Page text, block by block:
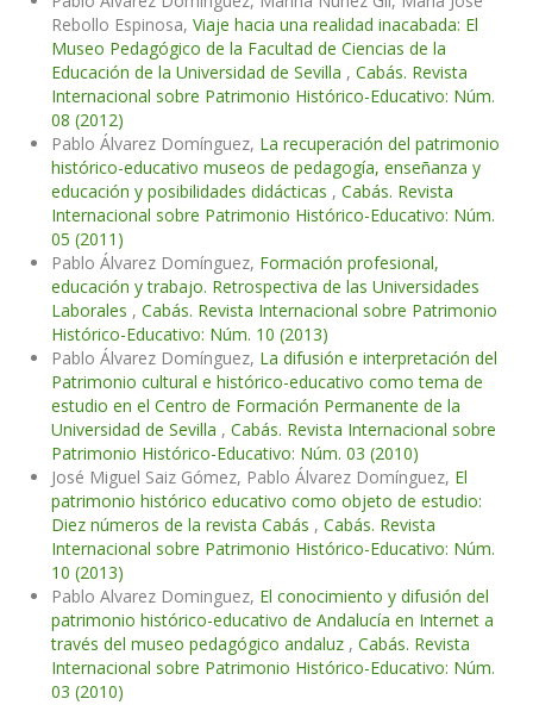
Rebollo Espinosa, Viaje hacia una realidad inacabada: El
Museo Pedagógico de la Facultad de Ciencias de la
Educación de la Universidad de Sevilla , Cabás. Revista
Internacional sobre Patrimonio Histórico-Educativo: Núm.
08 (2012)
Pablo Álvarez Domínguez, La recuperación del patrimonio
histórico-educativo museos de pedagogía, enseñanza y
educación y posibilidades didácticas , Cabás. Revista
Internacional sobre Patrimonio Histórico-Educativo: Núm.
05 (2011)
Pablo Álvarez Domínguez, Formación profesional,
educación y trabajo. Retrospectiva de las Universidades
Laborales , Cabás. Revista Internacional sobre Patrimonio
Histórico-Educativo: Núm. 10 (2013)
Pablo Álvarez Domínguez, La difusión e interpretación del
Patrimonio cultural e histórico-educativo como tema de
estudio en el Centro de Formación Permanente de la
Universidad de Sevilla , Cabás. Revista Internacional sobre
Patrimonio Histórico-Educativo: Núm. 03 (2010)
José Miguel Saiz Gómez, Pablo Álvarez Domínguez, El
patrimonio histórico educativo como objeto de estudio:
Diez números de la revista Cabás , Cabás. Revista
Internacional sobre Patrimonio Histórico-Educativo: Núm.
10 (2013)
Pablo Alvarez Dominguez, El conocimiento y difusión del
patrimonio histórico-educativo de Andalucía en Internet a
través del museo pedagógico andaluz , Cabás. Revista
Internacional sobre Patrimonio Histórico-Educativo: Núm.
03 (2010)